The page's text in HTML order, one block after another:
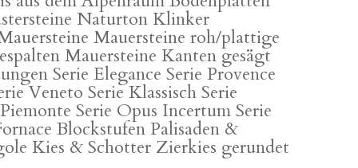
Naturton Klinker
Mauersteine roh/plattige
Mauersteine Kanten gesägt
Serie Elegance Serie Provence
Veneto Serie Klassisch Serie
Serie Opus Incertum Serie
Blockstufen Palisaden &
Kies & Schotter Zierkies gerundet